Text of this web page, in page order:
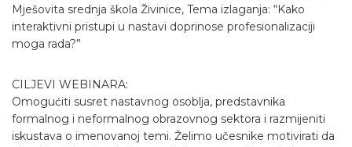
Mješovita srednja škola Živinice, Tema izlaganja: “Kako
interaktivni pristupi u nastavi doprinose profesionalizaciji
moga rada?”
CILJEVI WEBINARA:
Omogućiti susret nastavnog osoblja, predstavnika
formalnog i neformalnog obrazovnog sektora i razmijeniti
iskustava o imenovanoj temi. Želimo učesnike motivirati da